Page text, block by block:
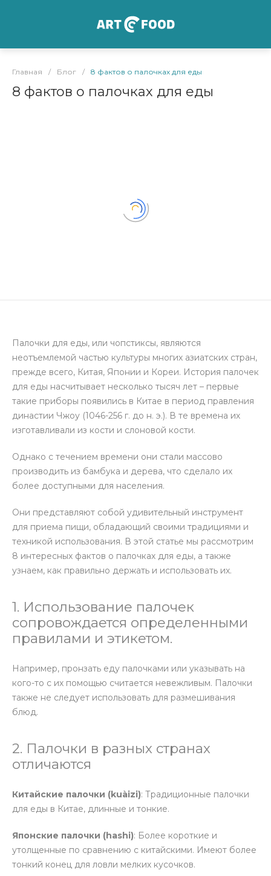
Главная / Блог / 8 фактов о палочках для еды
8 фактов о палочках для еды
Палочки для еды, или чопстиксы, являются
неотъемлемой частью культуры многих азиатских стран,
прежде всего, Китая, Японии и Кореи. История палочек
для еды насчитывает несколько тысяч лет – первые
такие приборы появились в Китае в период правления
династии Чжоу (1046-256 г. до н. э.). В те времена их
изготавливали из кости и слоновой кости.
Однако с течением времени они стали массово
производить из бамбука и дерева, что сделало их
более доступными для населения.
Они представляют собой удивительный инструмент
для приема пищи, обладающий своими традициями и
техникой использования. В этой статье мы рассмотрим
8 интересных фактов о палочках для еды, а также
узнаем, как правильно держать и использовать их.
1. Использование палочек
сопровождается определенными
правилами и этикетом.
Например, пронзать еду палочками или указывать на
кого-то с их помощью считается невежливым. Палочки
также не следует использовать для размешивания
блюд.
2. Палочки в разных странах
отличаются
Китайские палочки (kuàizi): Традиционные палочки
для еды в Китае, длинные и тонкие.
Японские палочки (hashi): Более короткие и
утолщенные по сравнению с китайскими. Имеют более
тонкий конец для ловли мелких кусочков.